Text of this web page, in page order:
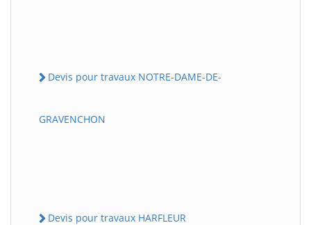
Devis pour travaux NOTRE-DAME-DE-
GRAVENCHON
Devis pour travaux HARFLEUR